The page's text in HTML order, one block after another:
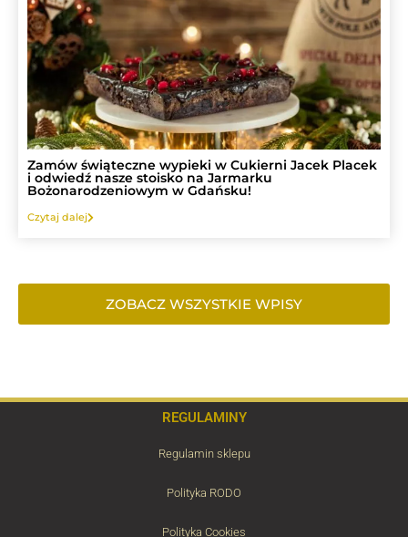
Zamów świąteczne wypieki w Cukierni Jacek Placek
i odwiedź nasze stoisko na Jarmarku
Bożonarodzeniowym w Gdańsku!
Czytaj dalej
ZOBACZ WSZYSTKIE WPISY
REGULAMINY
Regulamin sklepu
Polityka RODO
Polityka Cookies